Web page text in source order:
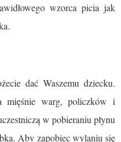
wzorca picia jak
dać Waszemu dziecku.
mięśnie warg, policzków i
w pobieraniu płynu
Aby zapobiec wylaniu się